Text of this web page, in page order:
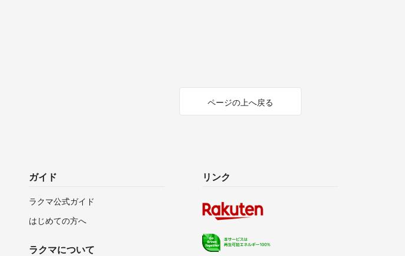
ページの上へ戻る
ガイド
ラクマ公式ガイド
はじめての方へ
ラクマについて
リンク